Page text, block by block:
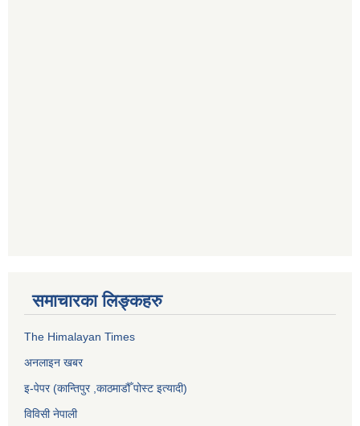
समाचारका लिङ्कहरु
The Himalayan Times
अनलाइन खबर
इ-पेपर (कान्तिपुर ,काठमाडौँ पोस्ट इत्यादी)
विविसी नेपाली